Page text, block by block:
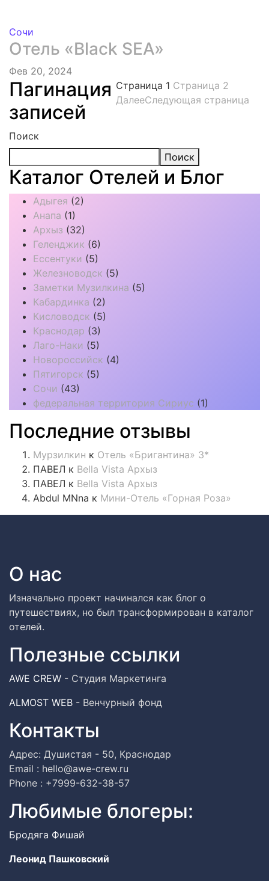
Сочи
Отель «Black SEA»
Фев 20, 2024
Пагинация
записей
Страница 1 Страница 2
ДалееСледующая страница
Поиск
Поиск
Каталог Отелей и Блог
Адыгея (2)
Анапа (1)
Архыз (32)
Геленджик (6)
Ессентуки (5)
Железноводск (5)
Заметки Музилкина (5)
Кабардинка (2)
Кисловодск (5)
Краснодар (3)
Лаго-Наки (5)
Новороссийск (4)
Пятигорск (5)
Сочи (43)
федеральная территория Сириус (1)
Последние отзывы
Мурзилкин к Отель «Бригантина» 3*
ПАВЕЛ к Bella Vista Архыз
ПАВЕЛ к Bella Vista Архыз
Abdul MNna к Мини-Отель «Горная Роза»
О нас
Изначально проект начинался как блог о
путешествиях, но был трансформирован в каталог
отелей.
Полезные ссылки
AWE CREW - Студия Маркетинга
ALMOST WEB - Венчурный фонд
Контакты
Адрес: Душистая - 50, Краснодар
Email : hello@awe-crew.ru
Phone : +7999-632-38-57
Любимые блогеры:
Бродяга Фишай
Леонид Пашковский